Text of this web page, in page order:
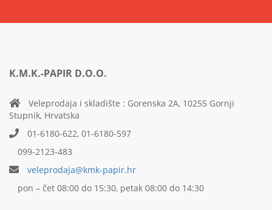
K.M.K.-PAPIR D.O.O.
Veleprodaja i skladište : Gorenska 2A, 10255 Gornji
Stupnik, Hrvatska
01-6180-622, 01-6180-597
099-2123-483
veleprodaja@kmk-papir.hr
pon – čet 08:00 do 15:30, petak 08:00 do 14:30